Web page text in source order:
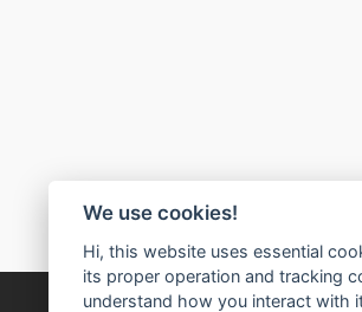
We use cookies!
Hi, this website uses essential
its proper operation and tracking
understand how you interact with